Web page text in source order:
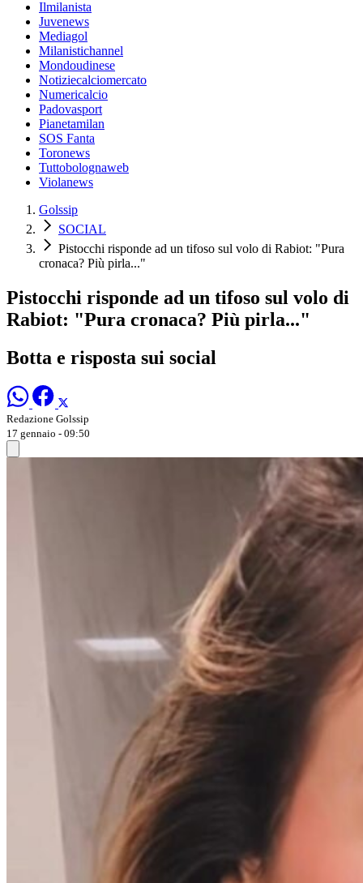
Ilmilanista
Juvenews
Mediagol
Milanistichannel
Mondoudinese
Notiziecalciomercato
Numericalcio
Padovasport
Pianetamilan
SOS Fanta
Toronews
Tuttobolognaweb
Violanews
Golssip
SOCIAL
Pistocchi risponde ad un tifoso sul volo di Rabiot: "Pura
cronaca? Più pirla..."
Pistocchi risponde ad un tifoso sul volo di
Rabiot: "Pura cronaca? Più pirla..."
Botta e risposta sui social
Redazione Golssip
17 gennaio - 09:50